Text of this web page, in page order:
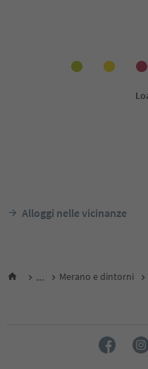
Alloggi nelle vicinanze
... Merano e dintorni